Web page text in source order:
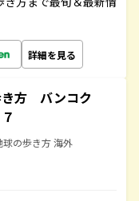
詳細を見る
き方 バンコク
球の歩き方 海外